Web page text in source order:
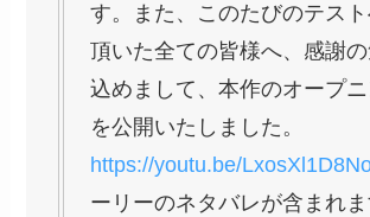
す。また、このたびのテス
頂いた全ての皆様へ、感謝
込めまして、本作のオープ
を公開いたしました。
https://youtu.be/
ーリーのネタバレが含まれ